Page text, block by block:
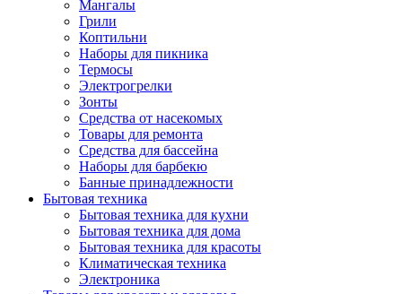
Мангалы
Грили
Коптильни
Наборы для пикника
Термосы
Электрогрелки
Зонты
Средства от насекомых
Товары для ремонта
Средства для бассейна
Наборы для барбекю
Банные принадлежности
Бытовая техника
Бытовая техника для кухни
Бытовая техника для дома
Бытовая техника для красоты
Климатическая техника
Электроника